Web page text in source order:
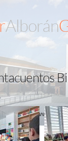
Alborán